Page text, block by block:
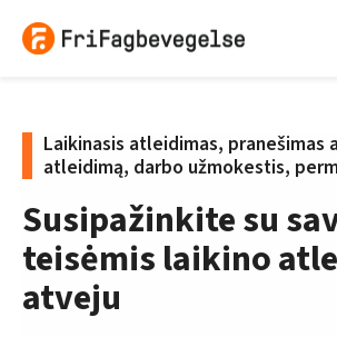
Laikinasis atleidimas, pranešimas
atleidimą, darbo užmokestis,
Susipažinkite su
teisėmis laikino
atveju